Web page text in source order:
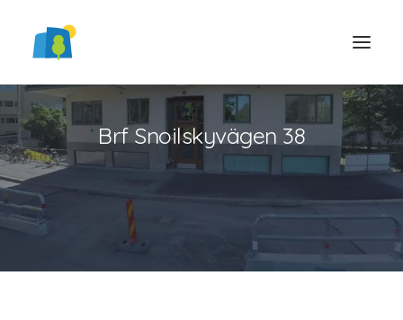
Brf Snoilskyvägen 38